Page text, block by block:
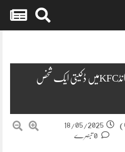
تھانہ روات بحریہ فیز7مشہوربرانڈKFCمیں ڈکیتی ایک شخص
18/05/2025